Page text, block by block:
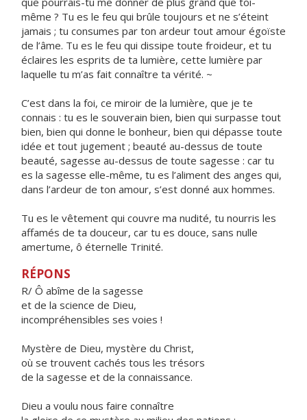
même ? Tu es le feu qui brûle toujours et ne s’éteint
jamais ; tu consumes par ton ardeur tout amour égoïste
de l’âme. Tu es le feu qui dissipe toute froideur, et tu
éclaires les esprits de ta lumière, cette lumière par
laquelle tu m’as fait connaître ta vérité. ~
C’est dans la foi, ce miroir de la lumière, que je te
connais : tu es le souverain bien, bien qui surpasse tout
bien, bien qui donne le bonheur, bien qui dépasse toute
idée et tout jugement ; beauté au-dessus de toute
beauté, sagesse au-dessus de toute sagesse : car tu
es la sagesse elle-même, tu es l’aliment des anges qui,
dans l’ardeur de ton amour, s’est donné aux hommes.
Tu es le vêtement qui couvre ma nudité, tu nourris les
affamés de ta douceur, car tu es douce, sans nulle
amertume, ô éternelle Trinité.
RÉPONS
R/ Ô abîme de la sagesse
et de la science de Dieu,
incompréhensibles ses voies !
Mystère de Dieu, mystère du Christ,
où se trouvent cachés tous les trésors
de la sagesse et de la connaissance.
Dieu a voulu nous faire connaître